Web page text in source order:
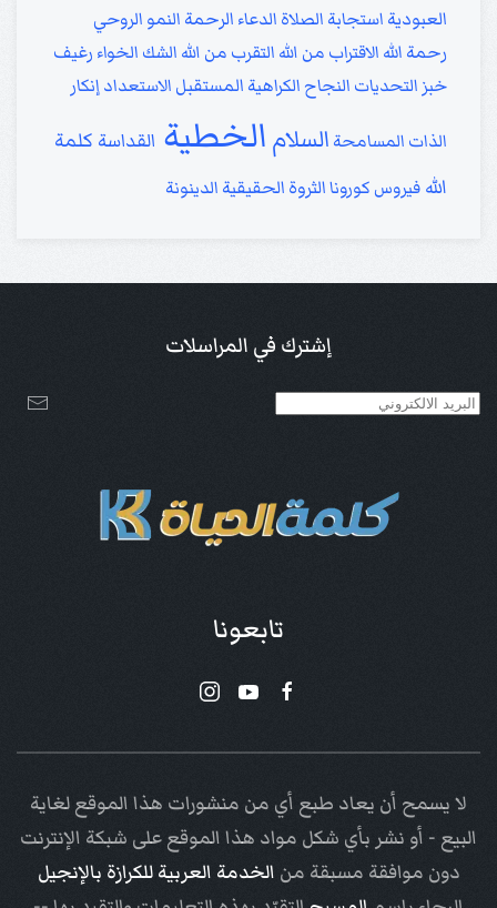
العبودية استجابة الصلاة الدعاء الرحمة النمو الروحي
رحمة الله الاقتراب من الله التقرب من الله الشك الخواء رغيف
خبز التحديات النجاح الكراهية المستقبل الاستعدادإنكار
الذات المسامحة السلام الخطية القداسة كلمة
الله فيروس كوروناالثروة الحقيقية الدينونة
إشترك في المراسلات
تابعونا
لا يسمح أن يعاد طبع أي من منشورات هذا الموقع لغاية
البيع - أو نشر بأي شكل مواد هذا الموقع على شبكة الإنترنت
دون موافقة مسبقة من الخدمة العربية للكرازة بالإنجيل